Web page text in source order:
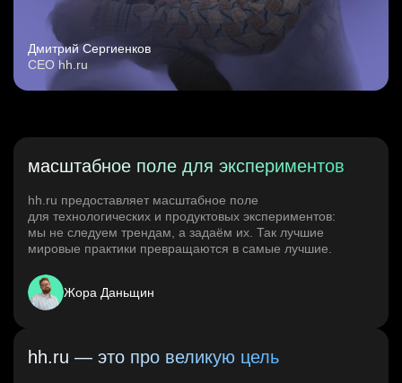
Дмитрий Сергиенков
CEO hh.ru
масштабное поле для экспериментов
hh.ru предоставляет масштабное поле
для технологических и продуктовых экспериментов:
мы не следуем трендам, а задаём их. Так лучшие
мировые практики превращаются в самые лучшие.
Жора Даньщин
hh.ru — это про великую цель